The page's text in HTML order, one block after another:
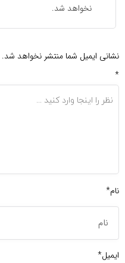
نخواهد شد.
نشانی ایمیل شما منتشر نخواهد شد.
*
نام*
ایمیل*